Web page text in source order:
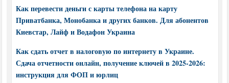
Как перевести деньги с карты телефона на карту
Приватбанка, Монобанка и других банков. Для абонентов
Киевстар, Лайф и Водафон Украина
Как сдать отчет в налоговую по интернету в Украине.
Сдача отчетности онлайн, получение ключей в 2025-2026:
инструкция для ФОП и юрлиц